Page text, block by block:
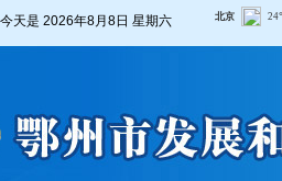
今天是 2026年8月8日 星期六